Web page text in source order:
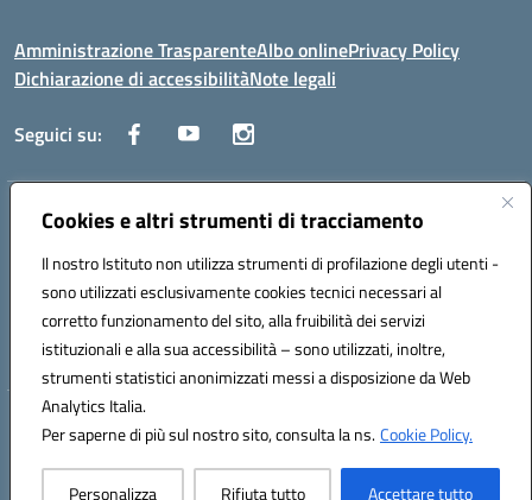
Cookies e altri strumenti di tracciamento
Il nostro Istituto non utilizza strumenti di profilazione degli utenti -
sono utilizzati esclusivamente cookies tecnici necessari al
corretto funzionamento del sito, alla fruibilità dei servizi
istituzionali e alla sua accessibilità – sono utilizzati, inoltre,
strumenti statistici anonimizzati messi a disposizione da Web
Analytics Italia.
Per saperne di più sul nostro sito, consulta la ns.Cookie Policy.
Personalizza Rifiuta tutto Accettare tutto
Amministrazione TrasparenteAlbo onlinePrivacy Policy
Dichiarazione di accessibilitàNote legali
Seguici su:
Indirizzo:Corso Fornari, 1 - 70056 Molfetta
Posta elettronica certificata (PEC):BARH04000D@pec.istruzione.it
Codice fiscale: 93249230728
Codice meccanografico: BARH04000D
Hosting & Powered by 3D Solution S.r.l.
Concept & Design by Designers Italia